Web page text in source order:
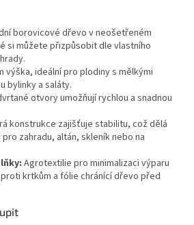
borovicové dřevo v neošetřeném
si můžete přizpůsobit dle vlastního
výška, ideální pro plodiny s mělkými
bylinky a saláty.
otvory umožňují rychlou a snadnou
konstrukce zajišťuje stabilitu, což dělá
zahradu, altán, skleník nebo na
Agrotextilie pro minimalizaci výparu
krtkům a fólie chránící dřevo před